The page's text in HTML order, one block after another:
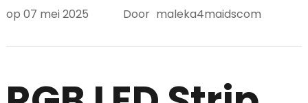
op 07 mei 2025 Door maleka4maidscom